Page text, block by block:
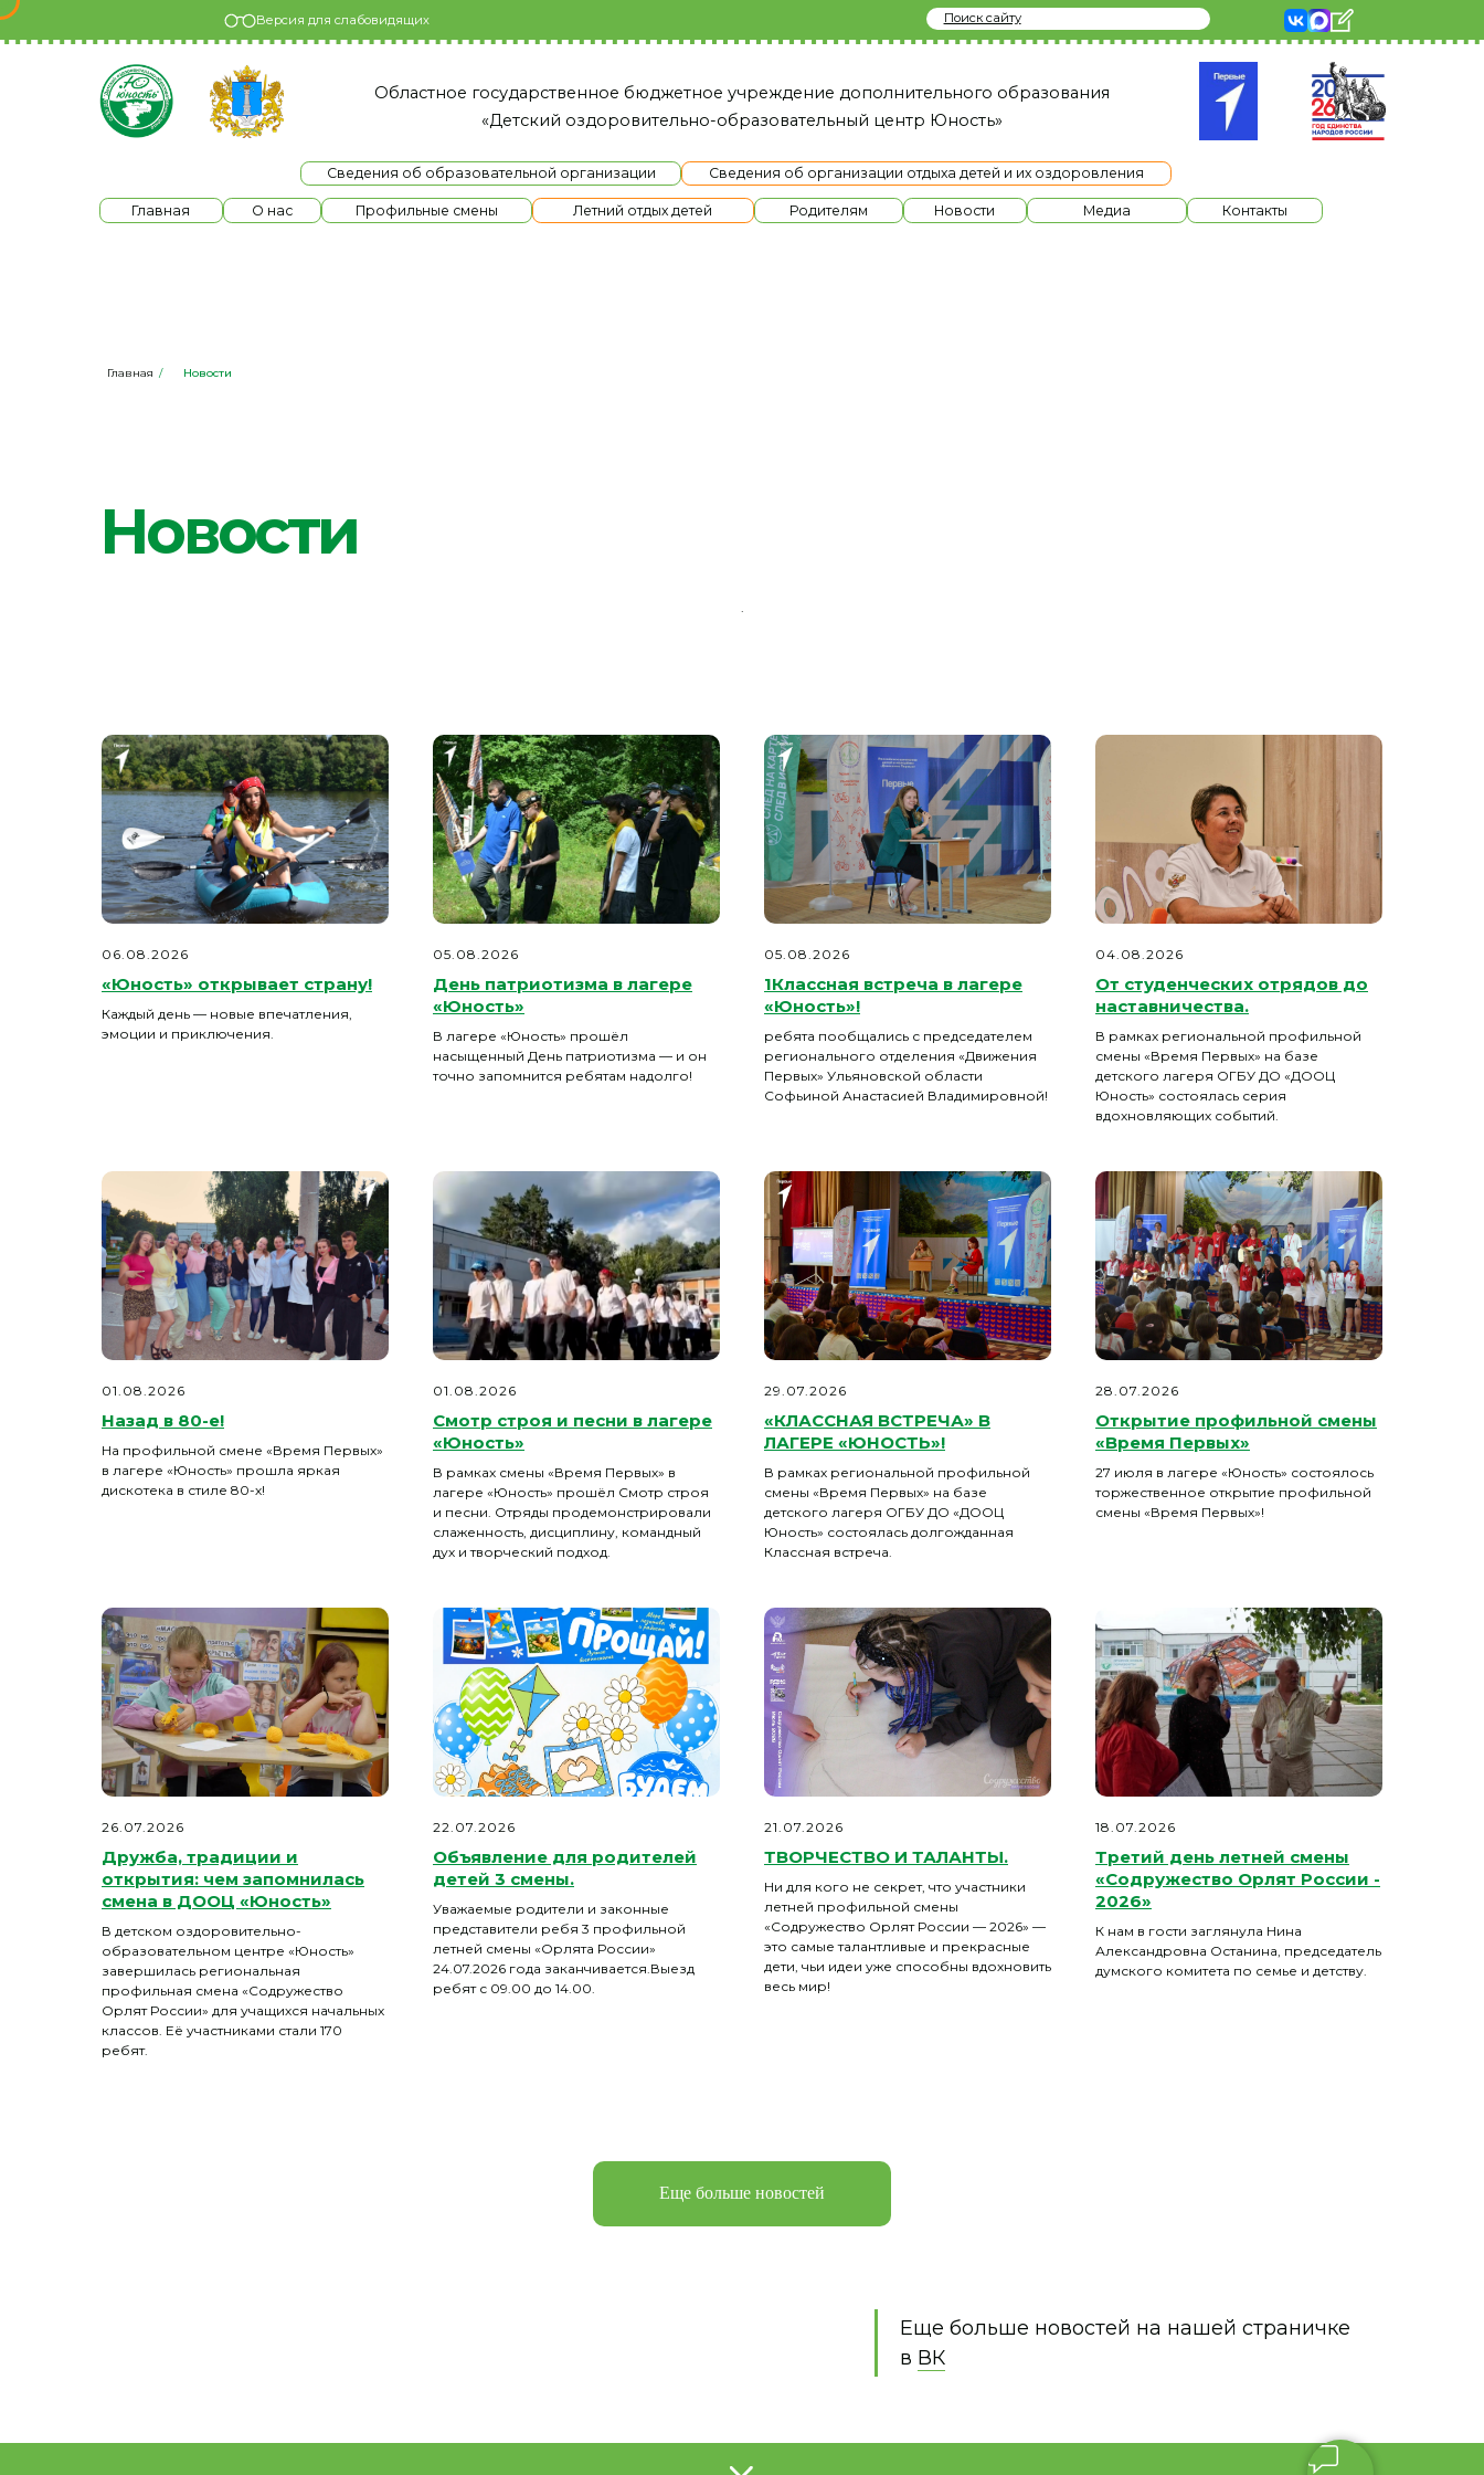
Версия для слабовидящих
Областное государственное бюджетное учреждение дополнительного образования
«Детский оздоровительно-образовательный це нтр Юность»
Профильные смены Летний отдых детей Родителям Новости Медиа Контакты
Главная / Новости
06.08.2026
«Юность» открывает страну!
Каждый день — новые впечатления,
эмоции и приключения.
05.08.2026
День патриотизма в лагере
«Юность»
В лагере «Юность» прошёл
насыщенный День патриотизма — и он
точно запомнится ребятам надолго!
05.08.2026
1Классная встреча в лагере
«Юность»!
ребята пообщались с председателем
регионального отделения «Движения
Первых» Ульяновской области
Софьиной Анастасией Владимировной!
04.08.2026
От студенческих отрядов до
наставничества.
В рамках региональной профильной
смены «Время Первых» на базе
детского лагеря ОГБУ ДО «ДООЦ
Юность» состоялась серия
вдохновляющих событий.
01.08.2026
Назад в 80-е!
На профильной смене «Время Первых»
в лагере «Юность» прошла яркая
дискотека в стиле 80-х!
01.08.2026
Смотр строя и песни в лагере
«Юность»
В рамках смены «Время Первых» в
лагере «Юность» прошёл Смотр строя
и песни. Отряды продемонстрировали
слаженность, дисциплину, командный
дух и творческий подход.
29.07.2026
«КЛАССНАЯ ВСТРЕЧА» В
ЛАГЕРЕ «ЮНОСТЬ»!
В рамках региональной профильной
смены «Время Первых» на базе
детского лагеря ОГБУ ДО «ДООЦ
Юность» состоялась долгожданная
Классная встреча.
28.07.2026
Открытие профильной смены
«Время Первых»
27 июля в лагере «Юность» состоялось
торжественное открытие профильной
смены «Время Первых»!
26.07.2026
Дружба, традиции и
открытия: чем запомнилась
смена в ДООЦ «Юность»
В детском оздоровительно-
образовательном центре «Юность»
завершилась региональная
профильная смена «Содружество
Орлят России» для учащихся начальных
классов. Её участниками стали 170
ребят.
22.07.2026
Объявление для родителей
детей 3 смены.
Уважаемые родители и законные
представители ребя 3 профильной
летней смены «Орлята России»
24.07.2026 года заканчивается.Выезд
ребят с 09.00 до 14.00.
21.07.2026
ТВОРЧЕСТВО И ТАЛАНТЫ.
Ни для кого не секрет, что участники
летней профильной смены
«Содружество Орлят России — 2026» —
это самые талантливые и прекрасные
дети, чьи идеи уже способны вдохновить
весь мир!
18.07.2026
Третий день летней смены
«Содружество Орлят России -
2026»
К нам в гости заглянула Нина
Александровна Останина, председатель
думского комитета по семье и детству.
Еще больше новостей
Еще больше новостей на н ашей страничке
в ВК
Информация по организации летнего отдыха 2025
Порядок возникновения и прекращения отношений
Материально-техническое обеспечение
Условия размещения
Организация питания в лагере